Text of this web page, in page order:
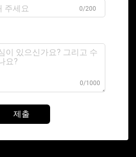
0/200
0/1000
제출